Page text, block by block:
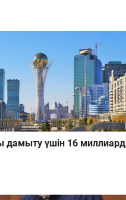
дамыту үшін 16 миллиард